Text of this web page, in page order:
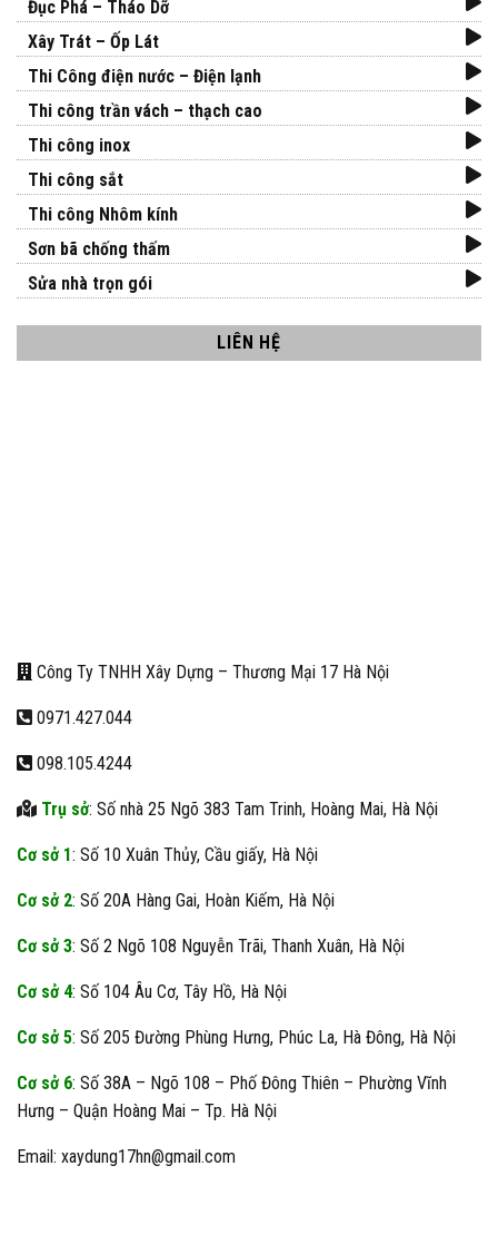
Đục Phá – Tháo Dỡ
Xây Trát – Ốp Lát
Thi Công điện nước – Điện lạnh
Thi công trần vách – thạch cao
Thi công inox
Thi công sắt
Thi công Nhôm kính
Sơn bã chống thấm
Sửa nhà trọn gói
LIÊN HỆ
Công Ty TNHH Xây Dựng – Thương Mại 17 Hà Nội
0971.427.044
098.105.4244
Trụ sở: Số nhà 25 Ngõ 383 Tam Trinh, Hoàng Mai, Hà Nội
Cơ sở 1: Số 10 Xuân Thủy, Cầu giấy, Hà Nội
Cơ sở 2: Số 20A Hàng Gai, Hoàn Kiếm, Hà Nội
Cơ sở 3: Số 2 Ngõ 108 Nguyễn Trãi, Thanh Xuân, Hà Nội
Cơ sở 4: Số 104 Âu Cơ, Tây Hồ, Hà Nội
Cơ sở 5: Số 205 Đường Phùng Hưng, Phúc La, Hà Đông, Hà Nội
Cơ sở 6: Số 38A – Ngõ 108 – Phố Đông Thiên – Phường Vĩnh
Hưng – Quận Hoàng Mai – Tp. Hà Nội
Email: xaydung17hn@gmail.com